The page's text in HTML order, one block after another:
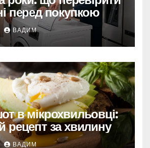
перед покупкою
ВАДИМ
в мікрохвильовці:
рецепт за хвилину
ВАДИМ